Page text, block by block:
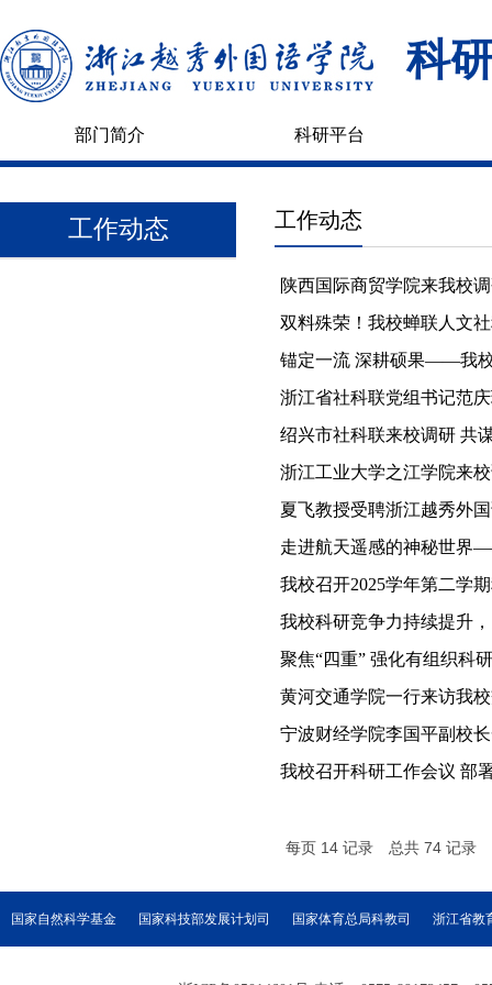
科
部门简介 科研平台
工作动态 工作动态
陕西国际商贸学院来我校
双料殊荣！我校蝉联人文
锚定一流 深耕硕果——我
浙江省社科联党组书记范
绍兴市社科联来校调研 共
浙江工业大学之江学院来
夏飞教授受聘浙江越秀外
走进航天遥感的神秘世界
我校召开2025学年第二学
我校科研竞争力持续提升
聚焦“四重” 强化有组织科
黄河交通学院一行来访我
宁波财经学院李国平副校
我校召开科研工作会议 部
每页 14 记录 总共 74 记录
国家自然科学基金 国家科技部发展计划司 国家体育总局科教司 浙江省教